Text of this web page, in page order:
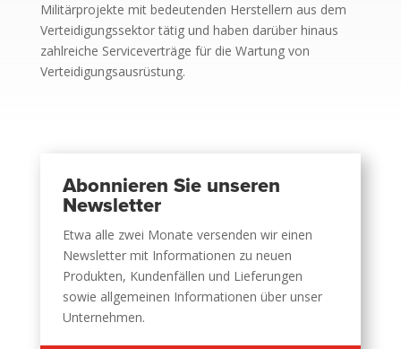
Militärprojekte mit bedeutenden Herstellern aus dem
Verteidigungssektor tätig und haben darüber hinaus
zahlreiche Serviceverträge für die Wartung von
Verteidigungsausrüstung.
Abonnieren Sie unseren
Newsletter
Etwa alle zwei Monate versenden wir einen
Newsletter mit Informationen zu neuen
Produkten, Kundenfällen und Lieferungen
sowie allgemeinen Informationen über unser
Unternehmen.